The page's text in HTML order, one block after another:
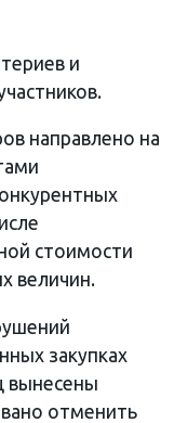
и
направлено на
стоимости
величин.
закупках
вынесены
отменить